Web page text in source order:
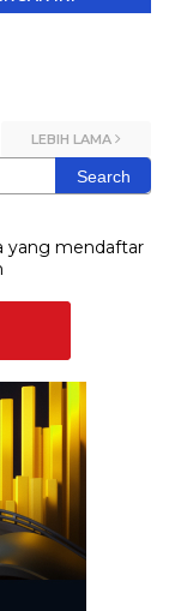
LEBIH LAMA
Search
yang mendaftar